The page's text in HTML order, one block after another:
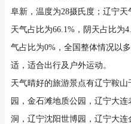
阜新，温度为28摄氏度；辽宁
天气占比为66.1%，阴天占比为
气占比为0%，全国整体情况以
适，适合出行及户外运动。
天气晴好的旅游景点有辽宁鞍
园，金石滩地质公园，辽宁大
洞，辽宁沈阳世博园，辽宁大